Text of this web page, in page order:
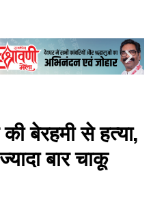
बेरहमी से हत्या,
बार चाकू